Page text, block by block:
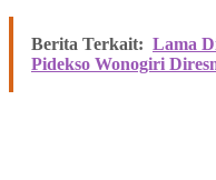
Berita Terkait: Lama
Pidekso Wonogiri